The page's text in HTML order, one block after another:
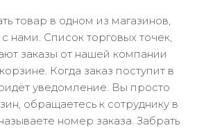
товар в одном из магазинов,
нами. Список торговых точек,
заказы от нашей компании
Когда заказ поступит в
уведомление. Вы просто
обращаетесь к сотруднику в
номер заказа. Забрать